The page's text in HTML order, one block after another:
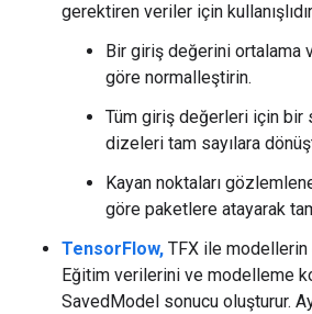
gerektiren veriler için
Bir giriş değerini ortalama
göre normalleştirin.
Tüm giriş değerleri için bir
dizeleri tam sayılara
Kayan noktaları
göre paketlere atayarak
TensorFlow, TFX ile modellerin
Eğitim verilerini ve modelleme
SavedModel sonucu oluşturur.